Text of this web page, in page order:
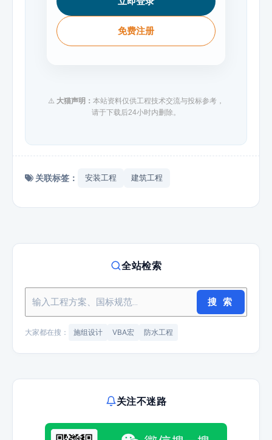
免费注册
⚠️ 大猫声明： 本站资料仅供工程技术交流与投标参考，
请于下载后24小时内删除。
关联标签： 安装工程 建筑工程
全站检索
搜 索
大家都在搜： 施组设计 VBA宏 防水工程
关注不迷路